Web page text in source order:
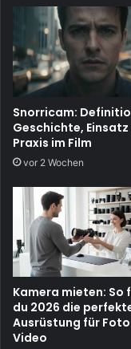
Snorricam:
Geschichte, Einsatz
Praxis im Film
vor 2 Wochen
Kamera mieten: So
du 2026 die
Ausrüstung für
Video